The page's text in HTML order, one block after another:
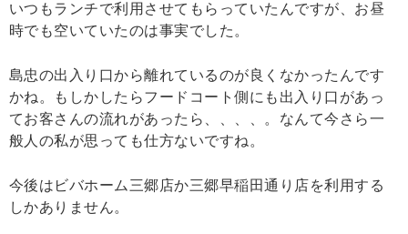
いつもランチで利用させてもらっていたんですが、お昼
時でも空いていたのは事実でした。
島忠の出入り口から離れているのが良くなかったんです
かね。もしかしたらフードコート側にも出入り口があっ
てお客さんの流れがあったら、、、、。なんて今さら一
般人の私が思っても仕方ないですね。
今後はビバホーム三郷店か三郷早稲田通り店を利用する
しかありません。